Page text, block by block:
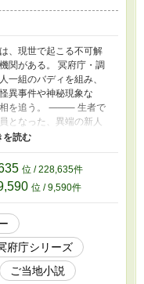
、現世で起こる不可解
関がある。 冥府庁・調
一組のバディを組み、
異事件や神秘現象な
相を追う。 ⸻ 生者で
となった、異端の新人
しくクールな先輩の調
は共に、日本各地に残
える魂の調査に挑む
対の凸凹コンビは、今
うとしていた。 ※この
。実在の人物･団体･事
せん。
位 / 228,635件
位 / 9,590件
府庁シリーズ
ご当地小説